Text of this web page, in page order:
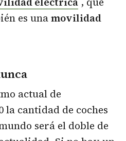
es unamovilidad
actual de
la cantidad de coches
será el doble de